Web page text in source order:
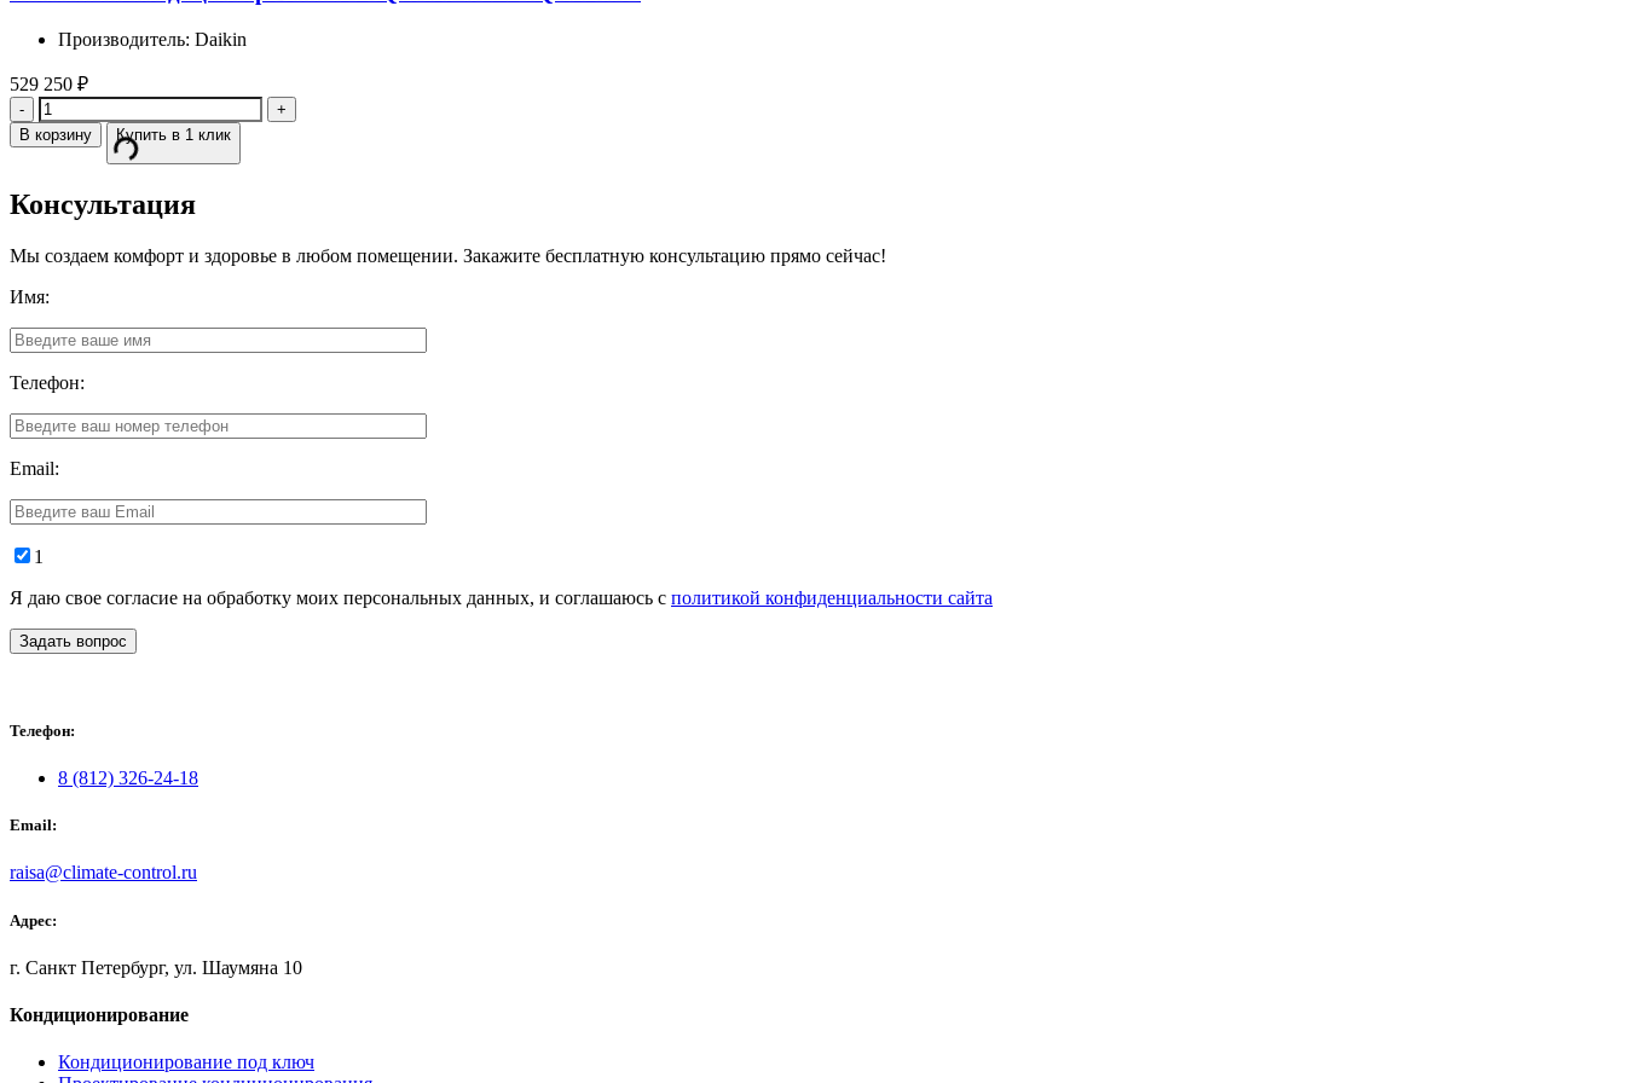
Производитель: Daikin
529 250 ₽
Количество
В корзину Купить в 1 клик
Консультация
Мы создаем комфорт и здоровье в любом помещении. Закажите бесплатную консультацию прямо сейчас!
Имя:
Телефон:
Email:
1
Я даю свое согласие на обработку моих персональных данных, и соглашаюсь с политикой конфиденциальности сайта
Задать вопрос
Телефон:
8 (812) 326-24-18
Email:
raisa@climate-control.ru
Адрес:
г. Санкт Петербург, ул. Шаумяна 10
Кондиционирование
Кондиционирование под ключ